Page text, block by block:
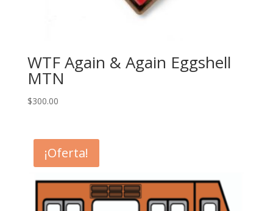
WTF Again & Again Eggshell
MTN
$300.00
¡Oferta!